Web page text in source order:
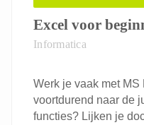
Excel voor
Informatica
Werk je vaak met
voortdurend naar de
functies? Lijken je